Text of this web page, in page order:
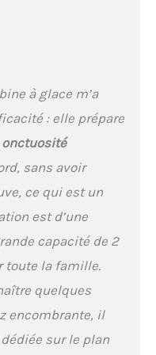
de vos desserts,
Familiale de 2L]
2 litres de glace,
granité ou milk-
ravir toute la
vos invités.
sans additifs,
ou noix préférés.
Silencieux et
inférieur à
discret.
à glace m’a
: elle prépare
onctuosité
sans avoir
ce qui est un
est d’une
capacité de 2
toute la famille.
quelques
encombrante, il
sur le plan